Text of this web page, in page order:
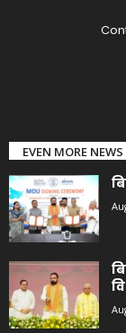
EVEN MORE NEWS